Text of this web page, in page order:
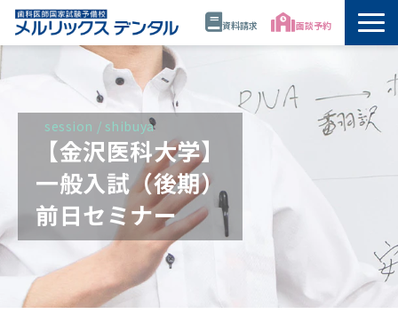
資料請求 面談予約
公開講座・模試・セミナー
年間スケジュール
校舎情報
session / shibuya
【金沢医科大学】
一般入試（後期）
前日セミナー